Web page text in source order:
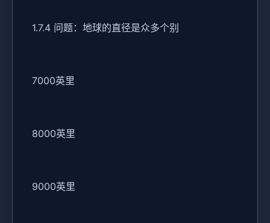
1.7.4 问题：地球的直径是众多个别
7000英里
8000英里
9000英里